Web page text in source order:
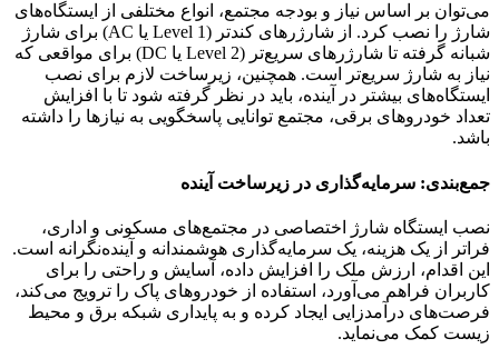
می‌توان بر اساس نیاز و بودجه مجتمع، انواع مختلفی از ایستگاه‌های
شارژ را نصب کرد. از شارژرهای کندتر (Level 1 یا AC) برای شارژ
شبانه گرفته تا شارژرهای سریع‌تر (Level 2 یا DC) برای مواقعی که
نیاز به شارژ سریع‌تر است. همچنین، زیرساخت لازم برای نصب
ایستگاه‌های بیشتر در آینده، باید در نظر گرفته شود تا با افزایش
تعداد خودروهای برقی، مجتمع توانایی پاسخگویی به نیازها را داشته
باشد.
جمع‌بندی: سرمایه‌گذاری در زیرساخت آینده
نصب ایستگاه شارژ اختصاصی در مجتمع‌های مسکونی و اداری،
فراتر از یک هزینه، یک سرمایه‌گذاری هوشمندانه و آینده‌نگرانه است.
این اقدام، ارزش ملک را افزایش داده، آسایش و راحتی را برای
کاربران فراهم می‌آورد، استفاده از خودروهای پاک را ترویج می‌کند،
فرصت‌های درآمدزایی ایجاد کرده و به پایداری شبکه برق و محیط
زیست کمک می‌نماید.